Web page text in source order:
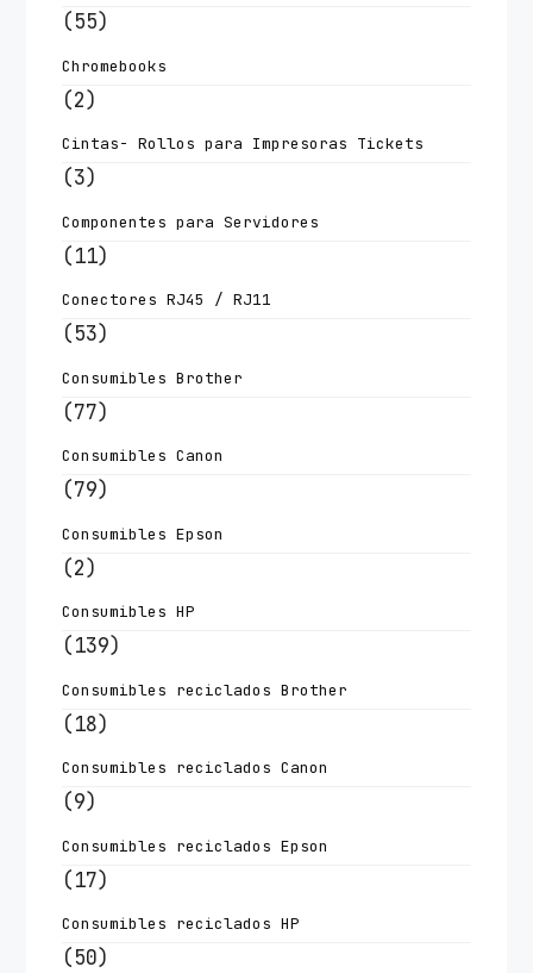
(55)
Chromebooks
(2)
Cintas- Rollos para Impresoras Tickets
(3)
Componentes para Servidores
(11)
Conectores RJ45 / RJ11
(53)
Consumibles Brother
(77)
Consumibles Canon
(79)
Consumibles Epson
(2)
Consumibles HP
(139)
Consumibles reciclados Brother
(18)
Consumibles reciclados Canon
(9)
Consumibles reciclados Epson
(17)
Consumibles reciclados HP
(50)